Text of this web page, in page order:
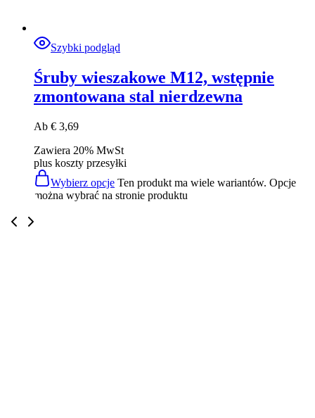
Szybki podgląd
Śruby wieszakowe M12, wstępnie
zmontowana stal nierdzewna
Ab € 3,69
Zawiera 20% MwSt
plus koszty przesyłki
Wybierz opcje Ten produkt ma wiele wariantów. Opcje
można wybrać na stronie produktu